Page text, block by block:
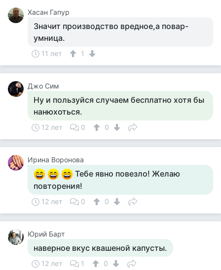
Хасан Гапур
Значит производство вредное,а повар-
умница.
11 лет 1
Джо Сим
Ну и пользуйся случаем бесплатно хотя бы
нанюхоться.
12 лет 0 0
Ирина Воронова
Тебе явно повезло! Желаю
повторения!
12 лет 0 0
Юрий Барт
наверное вкус квашеной капусты.
12 лет 1
0